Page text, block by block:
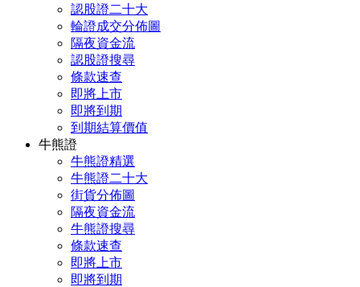
認股證二十大
輪證成交分佈圖
隔夜資金流
認股證搜尋
條款速查
即將上市
即將到期
到期結算價值
牛熊證
牛熊證精選
牛熊證二十大
街貨分佈圖
隔夜資金流
牛熊證搜尋
條款速查
即將上市
即將到期